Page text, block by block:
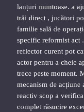
lanțuri muntoase. a
trăi direct , jucători
familie sală de
specific reformist act
reflector curent pot
actor pentru a cheie
trece peste moment.
mecanism de
reactiv scop a
complet răsucire